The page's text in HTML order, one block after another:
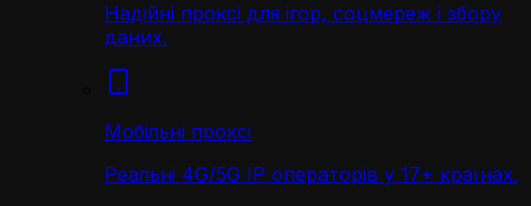
Надійні проксі для ігор, соцмереж і збору
даних.
Мобільні проксі
Реальні 4G/5G IP операторів у 17+ країнах.